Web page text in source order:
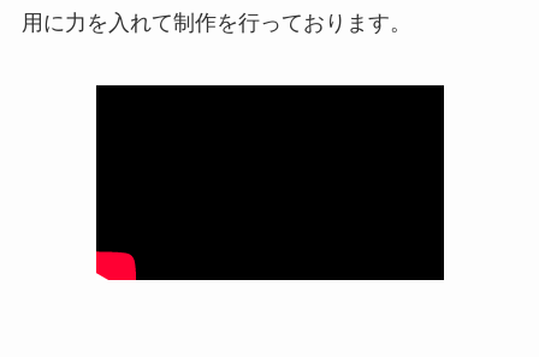
用に力を入れて制作を行っております。